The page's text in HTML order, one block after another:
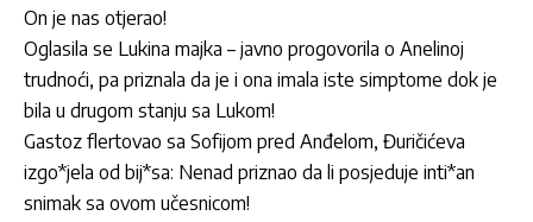
On je nas otjerao!
Oglasila se Lukina majka – javno progovorila o Anelinoj
trudnoći, pa priznala da je i ona imala iste simptome dok je
bila u drugom stanju sa Lukom!
Gastoz flertovao sa Sofijom pred Anđelom, Đuričićeva
izgo*jela od bij*sa: Nenad priznao da li posjeduje inti*an
snimak sa ovom učesnicom!